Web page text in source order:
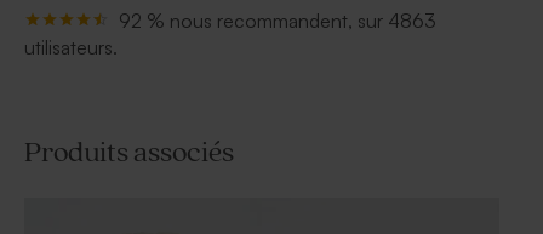
92 % nous recommandent, sur 4863
utilisateurs.
Produits associés